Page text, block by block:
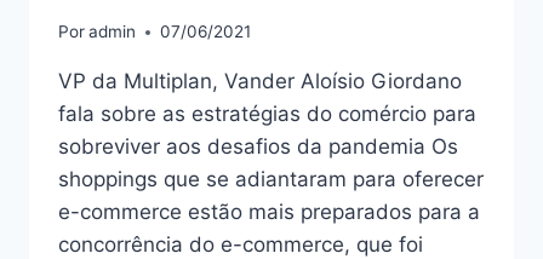
Poradmin 07/06/2021
VP da Multiplan, Vander Aloísio Giordano
fala sobre as estratégias do comércio para
sobreviver aos desafios da pandemia Os
shoppings que se adiantaram para oferecer
e-commerce estão mais preparados para a
concorrência do e-commerce, que foi